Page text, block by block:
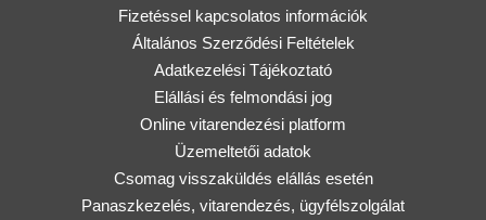
Fizetéssel kapcsolatos információk
Általános Szerződési Feltételek
Adatkezelési Tájékoztató
Elállási és felmondási jog
Online vitarendezési platform
Üzemeltetői adatok
Csomag visszaküldés elállás esetén
Panaszkezelés, vitarendezés, ügyfélszolgálat